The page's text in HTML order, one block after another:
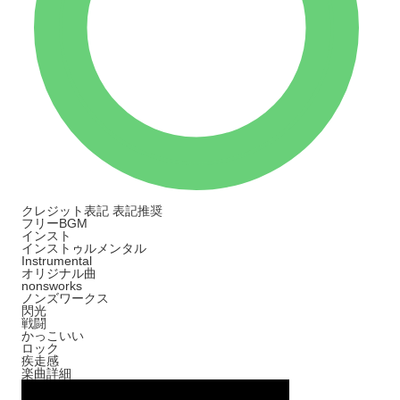
クレジット表記 表記推奨
フリーBGM
インスト
インストゥルメンタル
Instrumental
オリジナル曲
nonsworks
ノンズワークス
閃光
戦闘
かっこいい
ロック
疾走感
楽曲詳細